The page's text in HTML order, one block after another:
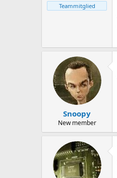
Teammitglied
Snoopy
New member